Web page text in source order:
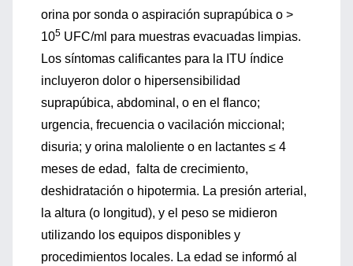
orina por sonda o aspiración suprapúbica o >
105 UFC/ml para muestras evacuadas limpias.
Los síntomas calificantes para la ITU índice
incluyeron dolor o hipersensibilidad
suprapúbica, abdominal, o en el flanco;
urgencia, frecuencia o vacilación miccional;
disuria; y orina maloliente o en lactantes ≤ 4
meses de edad, falta de crecimiento,
deshidratación o hipotermia. La presión arterial,
la altura (o longitud), y el peso se midieron
utilizando los equipos disponibles y
procedimientos locales. La edad se informó al